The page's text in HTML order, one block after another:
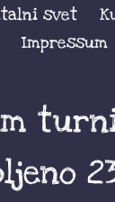
svet
Impressum